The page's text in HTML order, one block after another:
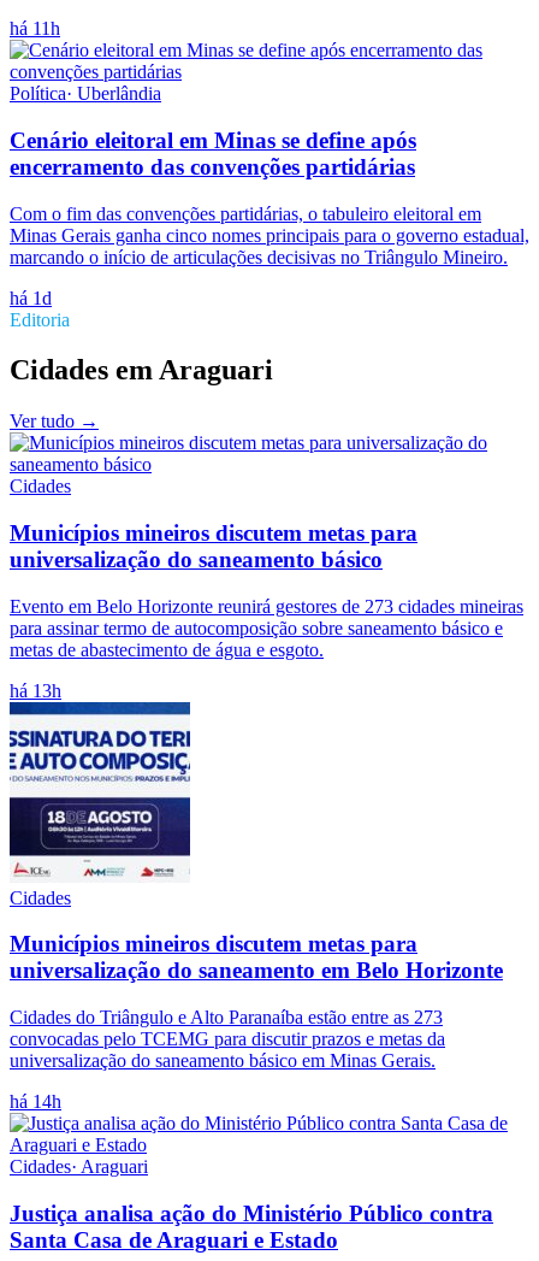
há 11h
Política· Uberlândia
Cenário eleitoral em Minas se define após
encerramento das convenções partidárias
Com o fim das convenções partidárias, o tabuleiro eleitoral em
Minas Gerais ganha cinco nomes principais para o governo estadual,
marcando o início de articulações decisivas no Triângulo Mineiro.
há 1d
Editoria
Cidades emAraguari
Ver tudo →
Cidades
Municípios mineiros discutem metas para
universalização do saneamento básico
Evento em Belo Horizonte reunirá gestores de 273 cidades mineiras
para assinar termo de autocomposição sobre saneamento básico e
metas de abastecimento de água e esgoto.
há 13h
Cidades
Municípios mineiros discutem metas para
universalização do saneamento em Belo Horizonte
Cidades do Triângulo e Alto Paranaíba estão entre as 273
convocadas pelo TCEMG para discutir prazos e metas da
universalização do saneamento básico em Minas Gerais.
há 14h
Cidades· Araguari
Justiça analisa ação do Ministério Público contra
Santa Casa de Araguari e Estado